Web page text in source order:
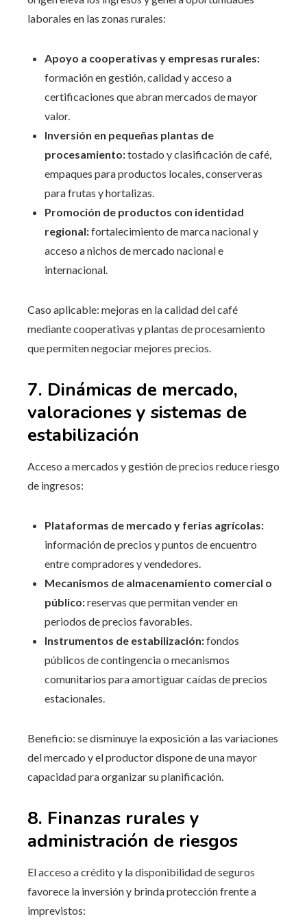
laborales en las zonas rurales:
Apoyo a cooperativas y empresas rurales:
formación en gestión, calidad y acceso a
certificaciones que abran mercados de mayor
valor.
Inversión en pequeñas plantas de
procesamiento:tostado y clasificación de café,
empaques para productos locales, conserveras
para frutas y hortalizas.
Promoción de productos con identidad
regional:fortalecimiento de marca nacional y
acceso a nichos de mercado nacional e
internacional.
Caso aplicable: mejoras en la calidad del café
mediante cooperativas y plantas de procesamiento
que permiten negociar mejores precios.
7. Dinámicas de mercado,
valoraciones y sistemas de
estabilización
Acceso a mercados y gestión de precios reduce riesgo
de ingresos:
Plataformas de mercado y ferias agrícolas:
información de precios y puntos de encuentro
entre compradores y vendedores.
Mecanismos de almacenamiento comercial o
público:reservas que permitan vender en
periodos de precios favorables.
Instrumentos de estabilización:fondos
públicos de contingencia o mecanismos
comunitarios para amortiguar caídas de precios
estacionales.
Beneficio: se disminuye la exposición a las variaciones
del mercado y el productor dispone de una mayor
capacidad para organizar su planificación.
8. Finanzas rurales y
administración de riesgos
El acceso a crédito y la disponibilidad de seguros
favorece la inversión y brinda protección frente a
imprevistos: